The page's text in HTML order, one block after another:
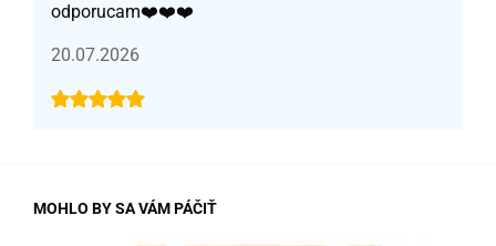
odporucam❤️❤️❤️
20.07.2026
MOHLO BY SA VÁM PÁČIŤ